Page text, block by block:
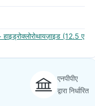
(12.5 ए
एनपीपीए
द्वारा निर्धारित